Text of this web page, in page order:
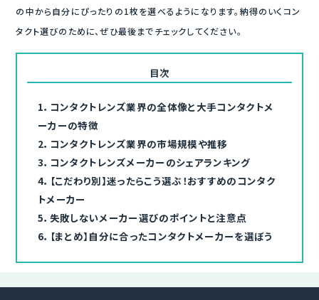
の中から自分にぴったりの1枚を選べるようになります。納得のいくコン
タクト選びのために、ぜひ最後までチェックしてください。
目次
1． コンタクトレンズ業界の全体像と大手コンタクトメ
ーカーの特徴
2． コンタクトレンズ業界の市場規模や推移
3． コンタクトレンズメーカーのシェアランキング
4． 【こだわり別】迷ったらこう選ぶ！おすすめのコンタク
トメーカー
5． 失敗しないメーカー選びのポイントと注意点
6． 【まとめ】自分に合ったコンタクトメーカーを選ぼう